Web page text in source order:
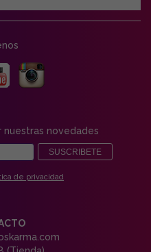
nuestras novedades
SUSCRIBETE
de privacidad